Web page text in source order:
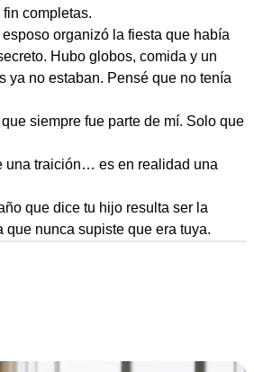
completas.
organizó la fiesta que había
Hubo globos, comida y un
ya no estaban. Pensé que no tenía
siempre fue parte de mí. Solo que
una traición… es en realidad una
que dice tu hijo resulta ser la
que nunca supiste que era tuya.